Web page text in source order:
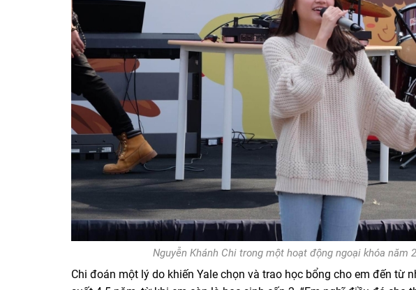
Nguyễn Khánh Chi trong một hoạt động ngoại khóa năm
Chi đoán một lý do khiến Yale chọn và trao học bổng cho em đến từ